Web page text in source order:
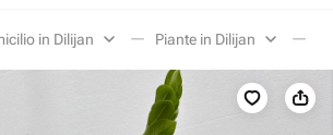
in Dilijan Piante in Dilijan